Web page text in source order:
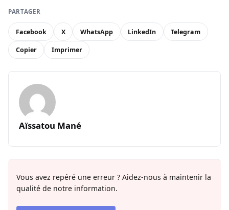
PARTAGER
Facebook X WhatsApp LinkedIn Telegram
Copier Imprimer
Aïssatou Mané
Vous avez repéré une erreur ? Aidez-nous à maintenir la
qualité de notre information.